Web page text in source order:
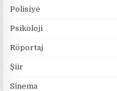
Polisiye
Psikoloji
Röportaj
Şiir
Sinema